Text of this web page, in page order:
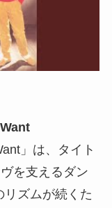
」は、タイト
を支えるダン
リズムが続くた